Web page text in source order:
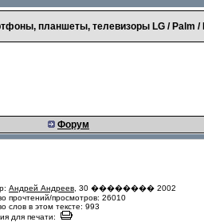
планшеты, телевизоры LG / Palm /
Форум
Андрей Андреев , 30 �������� 2002
прочтений/просмотров: 26010
слов в этом тексте: 993
для печати: